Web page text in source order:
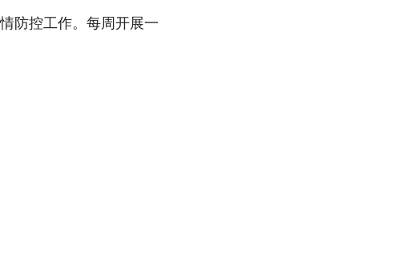
防控工作。每周开展一